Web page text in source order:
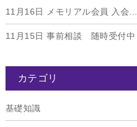
11月16日 メモリアル会員 入会...
11月15日 事前相談 随時受付中
カテゴリ
基礎知識